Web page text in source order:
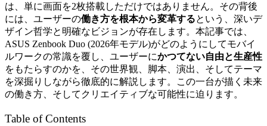
は、単に画面を2枚搭載しただけではありません。その背後
には、ユーザーの働き方を根本から変革するという、深いデ
ザイン哲学と明確なビジョンが存在します。本記事では、
ASUS Zenbook Duo (2026年モデル)がどのようにしてモバイ
ルワークの常識を覆し、ユーザーにかつてない自由と生産性
をもたらすのかを、その世界観、脚本、演出、そしてテーマ
を深掘りしながら徹底的に解説します。この一台が描く未来
の働き方、そしてクリエイティブな可能性に迫ります。
Table of Contents